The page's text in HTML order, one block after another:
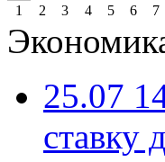
1
2 3 4 5 6 7
25.07
ставку